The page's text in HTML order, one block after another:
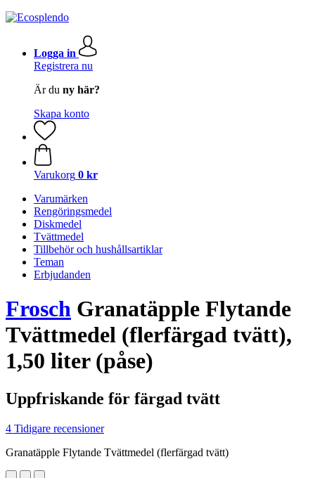
Logga in
Registrera nu
Är du ny här?
Skapa konto
Varukorg 0 kr
Varumärken
Rengöringsmedel
Diskmedel
Tvättmedel
Tillbehör och hushållsartiklar
Teman
Erbjudanden
Frosch Granatäpple Flytande
Tvättmedel (flerfärgad tvätt),
1,50 liter (påse)
Uppfriskande för färgad tvätt
4 Tidigare recensioner
Granatäpple Flytande Tvättmedel (flerfärgad tvätt)